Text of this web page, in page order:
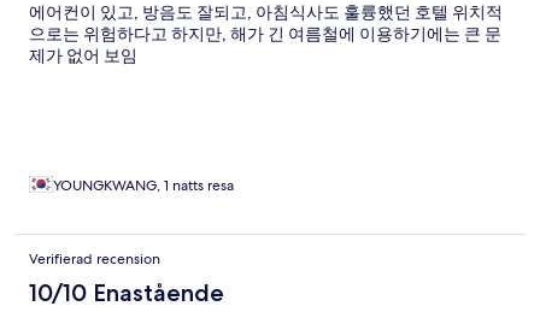
에어컨이 있고, 방음도 잘되고, 아침식사도 훌륭했던 호텔 위치적
으로는 위험하다고 하지만, 해가 긴 여름철에 이용하기에는 큰 문
제가 없어 보임
YOUNGKWANG, 1 natts resa
Verifierad recension
10/10 Enastående